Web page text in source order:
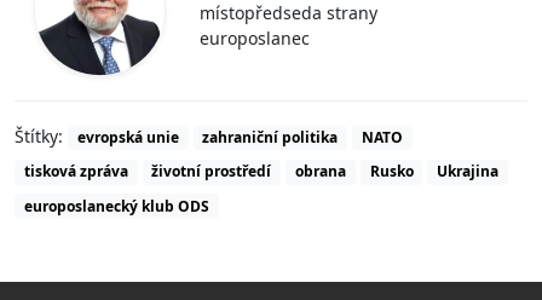
místopředseda strany
europoslanec
Štítky: evropská unie zahraniční politika
NATO
tisková zpráva
životní prostředí obrana Rusko
Ukrajina
europoslanecký klub ODS